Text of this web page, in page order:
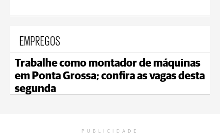
EMPREGOS
Trabalhe como montador de máquinas
em Ponta Grossa; confira as vagas desta
segunda
PUBLICIDADE